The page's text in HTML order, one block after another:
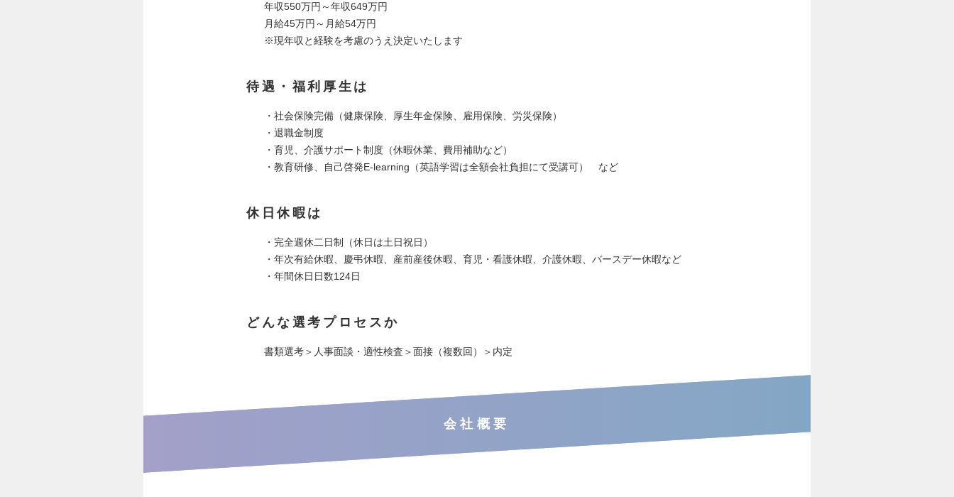
年収550万円～年収649万円
月給45万円～月給54万円
※現年収と経験を考慮のうえ決定いたします
待遇・福利厚生は
・社会保険完備（健康保険、厚生年金保険、雇用保険、労災保険）
・退職金制度
・育児、介護サポート制度（休暇休業、費用補助など）
・教育研修、自己啓発E-learning（英語学習は全額会社負担にて受講可） など
休日休暇は
・完全週休二日制（休日は土日祝日）
・年次有給休暇、慶弔休暇、産前産後休暇、育児・看護休暇、介護休暇、バースデー休暇など
・年間休日日数124日
どんな選考プロセスか
書類選考＞人事面談・適性検査＞面接（複数回）＞内定
会社概要